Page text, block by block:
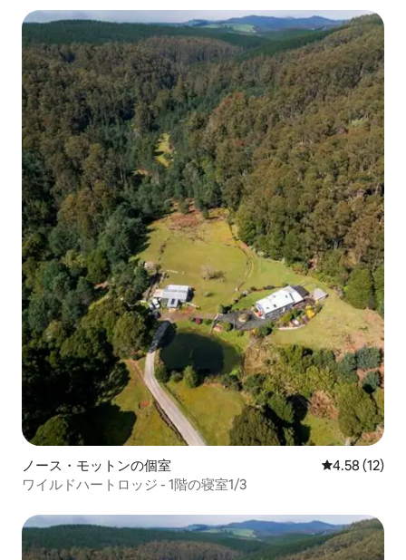
ています。 コテージは農場全体の一部で
す。これは主に、生態学的に持続可能な
ライフスタイルについて学びたいと願う
ゲストのために作られました。 エルヴェ
ンホーム農場での滞在中、ゲストには次
のような一連の仕組みのワークショップ
が提供されています。 農場ツアー エルヴ
ェンホーム農場のバイオダイナミックで
パーマカルチャーなデザインの特徴を実
演する農場散策。 健康的な野菜の栽培 キ
ッチンガーデンを最大限に活用するため
の季節限定セレクション、作物のローテ
ーション、仲間の植え付けなどの方法。
堆肥化と虫の養殖 緑豊かな堆肥を作り、
虫を駆除して庭の土壌を活性化する芸
術、科学、神秘を学びましょう。 持続可
能な建物のデザイン エルベンホームファ
ームとコテージの持続可能なデザインの
特徴に関するウォーキングツアーと説
明。
ノース・モットンの個室 レビュー12
4.58 (12)
ワイルドハートロッジ - 1階の寝室1/3